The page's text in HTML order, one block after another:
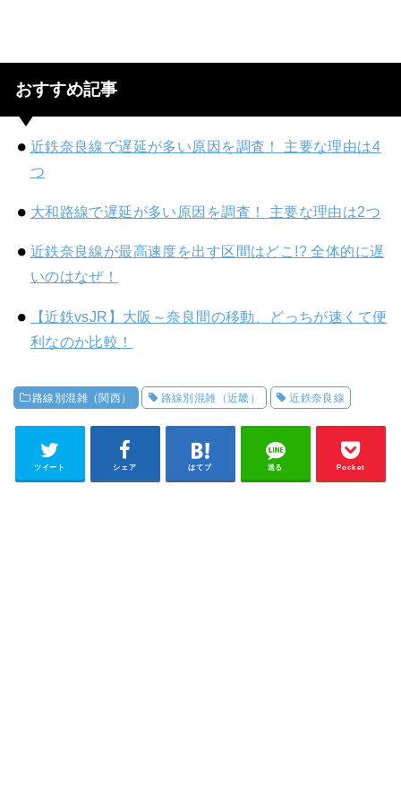
おすすめ記事
近鉄奈良線で遅延が多い原因を調査！ 主要な理由は4
つ
大和路線で遅延が多い原因を調査！ 主要な理由は2つ
近鉄奈良線が最高速度を出す区間はどこ!? 全体的に遅
いのはなぜ！
【近鉄vsJR】大阪～奈良間の移動、どっちが速くて便
利なのか比較！
路線別混雑（関西） 路線別混雑（近畿） 近鉄奈良線
ツイート シェア はてブ 送る Pocket